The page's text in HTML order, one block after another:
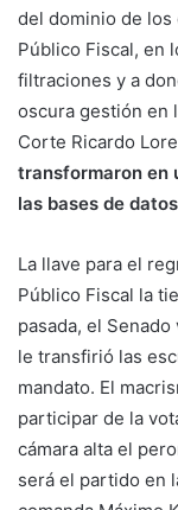
del dominio de los
Público Fiscal, en
filtraciones y a
oscura gestión en
Corte Ricardo
transformaron en
las bases de
La llave para el
Público Fiscal la
pasada, el
le transfirió las
mandato. El
participar de la
cámara alta el
será el partido en